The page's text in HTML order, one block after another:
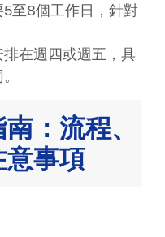
至8個工作日，針對
在週四或週五，具
：流程、
意事項